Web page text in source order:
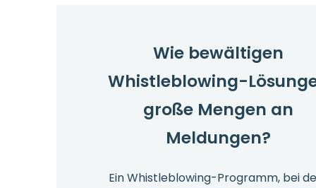
Kanäle
zugreifen?
Wie bewältigen
Whistleblowing-
große Mengen an
Meldungen?
Ein Whistleblowing-Programm, bei